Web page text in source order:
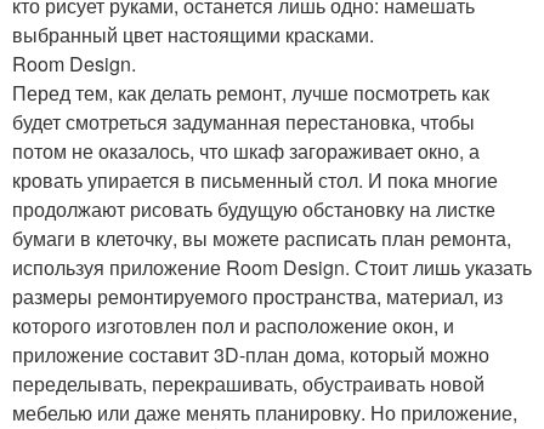
выбранный цвет настоящими красками.
Room Design.
Перед тем, как делать ремонт, лучше посмотреть как
будет смотреться задуманная перестановка, чтобы
потом не оказалось, что шкаф загораживает окно, а
кровать упирается в письменный стол. И пока многие
продолжают рисовать будущую обстановку на листке
бумаги в клеточку, вы можете расписать план ремонта,
используя приложение Room Design. Стоит лишь указать
размеры ремонтируемого пространства, материал, из
которого изготовлен пол и расположение окон, и
приложение составит 3D-план дома, который можно
переделывать, перекрашивать, обустраивать новой
мебелью или даже менять планировку. Но приложение,